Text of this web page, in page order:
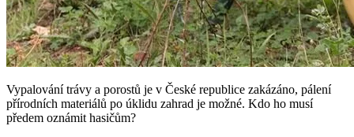
Vypalování trávy a porostů je v České republice zakázáno, pálení
přírodních materiálů po úklidu zahrad je možné. Kdo ho musí
předem oznámit hasičům?